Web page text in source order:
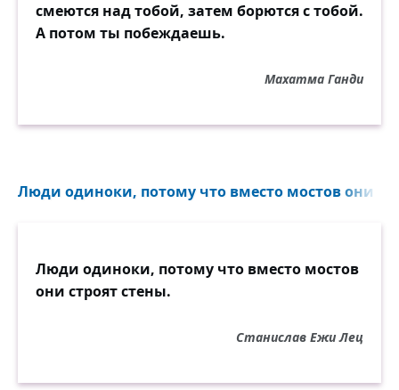
смеются над тобой, затем борются с тобой.
А потом ты побеждаешь.
Махатма Ганди
Люди одиноки, потому что вместо мостов они
Люди одиноки, потому что вместо мостов
они строят стены.
Станислав Ежи Лец